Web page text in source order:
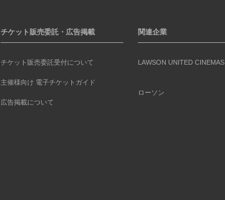
チケット販売委託・広告掲載
チケット販売委託受付について
主催様向け 電子チケットガイド
広告掲載について
関連企業
LAWSON UNITED CINEMAS
ローソン